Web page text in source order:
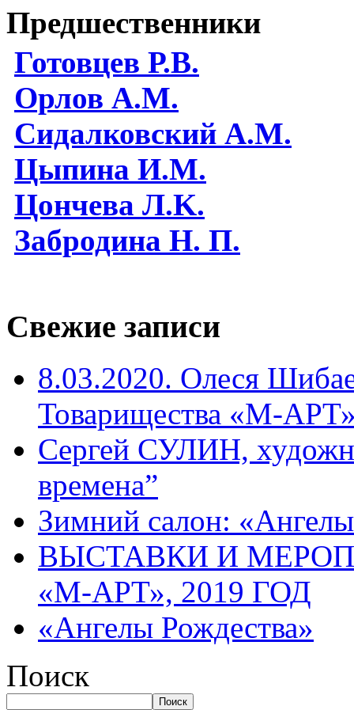
Предшественники
Готовцев Р.В.
Орлов А.М.
Сидалковский А.М.
Цыпина И.М.
Цончева Л.K.
Забродина Н. П.
Свежие записи
8.03.2020. Олеся
Товарищества «М-
Сергей СУЛИН,
времена”
Зимний салон:
ВЫСТАВКИ И
«М-АРТ», 2019 ГОД
«Ангелы Рождества»
Поиск
Поиск